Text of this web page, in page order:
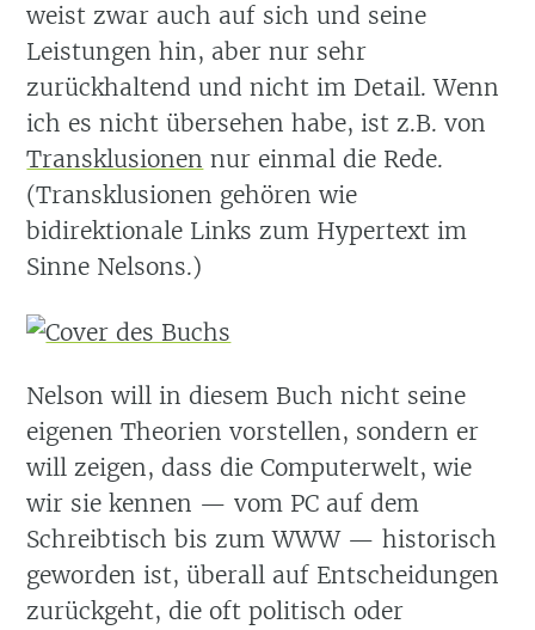
weist zwar auch auf sich und seine
Leistungen hin, aber nur sehr
zurückhaltend und nicht im Detail. Wenn
ich es nicht übersehen habe, ist z.B. von
Transklusionen nur einmal die Rede.
(Transklusionen gehören wie
bidirektionale Links zum Hypertext im
Sinne Nelsons.)
Nelson will in diesem Buch nicht seine
eigenen Theorien vorstellen, sondern er
will zeigen, dass die Computerwelt, wie
wir sie kennen — vom PC auf dem
Schreibtisch bis zum WWW — historisch
geworden ist, überall auf Entscheidungen
zurückgeht, die oft politisch oder